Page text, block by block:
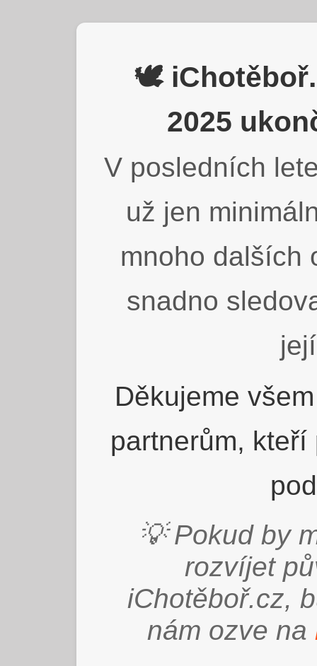
🕊️
2025
V posledních
už jen
mnoho dalších
snadno
Děkujeme
partnerům,
💡 Pokud by
rozvíjet
iChotěboř.cz,
nám ozve na